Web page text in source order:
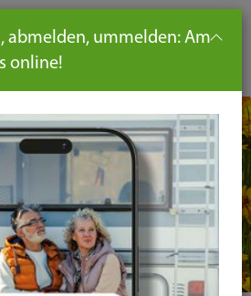
DE
abmelden, ummelden: Am
online!